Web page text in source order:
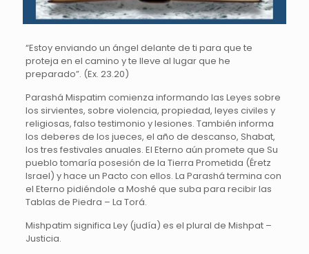
“Estoy enviando un ángel delante de ti para que te
proteja en el camino y te lleve al lugar que he
preparado”. (Ex. 23.20)
Parashá Mispatim comienza informando las Leyes sobre
los sirvientes, sobre violencia, propiedad, leyes civiles y
religiosas, falso testimonio y lesiones. También informa
los deberes de los jueces, el año de descanso, Shabat,
los tres festivales anuales. El Eterno aún promete que Su
pueblo tomaría posesión de la Tierra Prometida (Éretz
Israel) y hace un Pacto con ellos. La Parashá termina con
el Eterno pidiéndole a Moshé que suba para recibir las
Tablas de Piedra – La Torá.
Mishpatim significa Ley (judía) es el plural de Mishpat –
Justicia.